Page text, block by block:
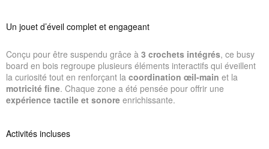
Un jouet d’éveil complet et engageant
Conçu pour être suspendu grâce à 3 crochets intégrés, ce busy
board en bois regroupe plusieurs éléments interactifs qui éveillent
la curiosité tout en renforçant la coordination œil-main et la
motricité fine. Chaque zone a été pensée pour offrir une
expérience tactile et sonore enrichissante.
Activités incluses